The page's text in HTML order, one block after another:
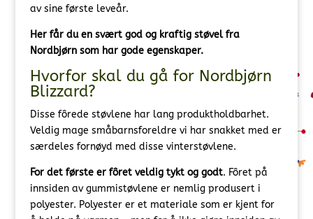
av sine første leveår.
Her får du en svært god og kraftig støvel fra
Nordbjørn som har gode egenskaper.
Hvorfor skal du gå for Nordbjørn
Blizzard?
Disse fôrede støvlene har lang produktholdbarhet.
Veldig mage småbarnsforeldre vi har snakket med er
særdeles fornøyd med disse vinterstøvlene.
For det første er fôret veldig tykt og godt. Fôret på
innsiden av gummistøvlene er nemlig produsert i
polyester. Polyester er et materiale som er kjent for